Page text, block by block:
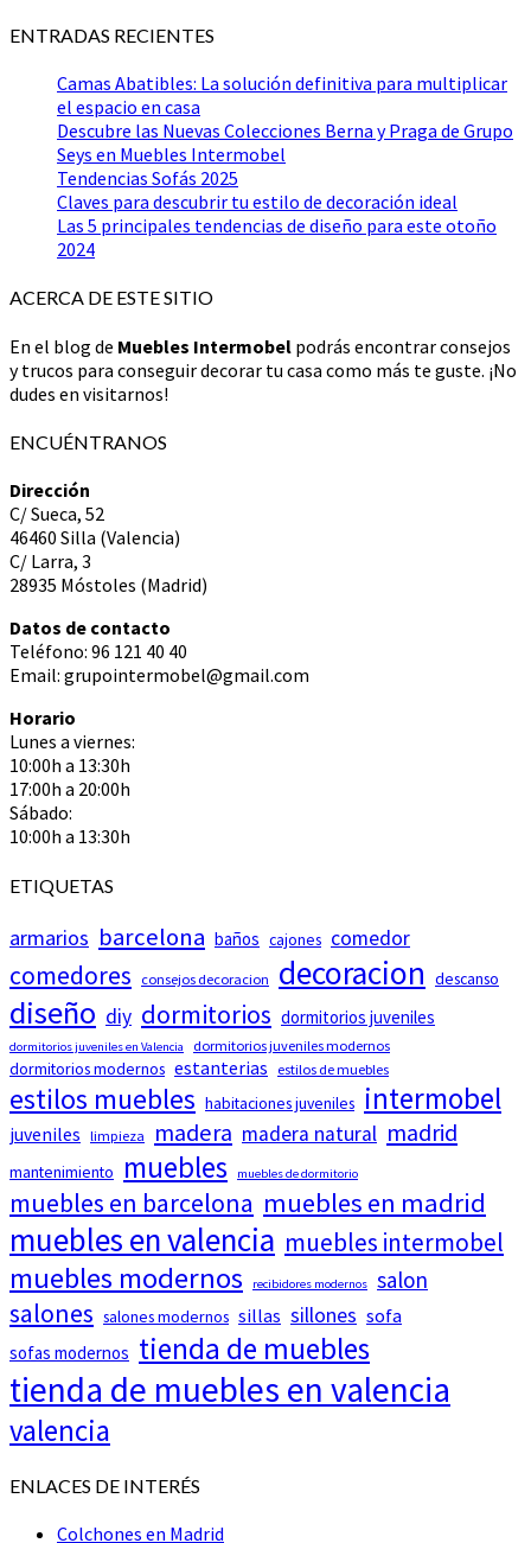
ENTRADAS RECIENTES
Camas Abatibles: La solución definitiva para multiplicar
el espacio en casa
Descubre las Nuevas Colecciones Berna y Praga de Grupo
Seys en Muebles Intermobel
Tendencias Sofás 2025
Claves para descubrir tu estilo de decoración ideal
Las 5 principales tendencias de diseño para este otoño
2024
ACERCA DE ESTE SITIO
En el blog de Muebles Intermobel podrás encontrar consejos
y trucos para conseguir decorar tu casa como más te guste. ¡No
dudes en visitarnos!
ENCUÉNTRANOS
Dirección
C/ Sueca, 52
46460 Silla (Valencia)
C/ Larra, 3
28935 Móstoles (Madrid)
Datos de contacto
Teléfono: 96 121 40 40
Email: grupointermobel@gmail.com
Horario
Lunes a viernes:
10:00h a 13:30h
17:00h a 20:00h
Sábado:
10:00h a 13:30h
ETIQUETAS
armarios barcelona baños cajones comedor
comedores consejos decoracion decoracion descanso
diseño diy dormitorios dormitorios juveniles
dormitorios juveniles en Valencia dormitorios juveniles modernos
dormitorios modernos estanterias estilos de muebles
estilos muebles habitaciones juveniles intermobel
juveniles limpieza madera madera natural madrid
mantenimiento muebles muebles de dormitorio
muebles en barcelona muebles en madrid
muebles en valencia muebles intermobel
muebles modernos recibidores modernos salon
salones salones modernos sillas sillones sofa
sofas modernos tienda de muebles
tienda de muebles en valencia
valencia
ENLACES DE INTERÉS
Colchones en Madrid